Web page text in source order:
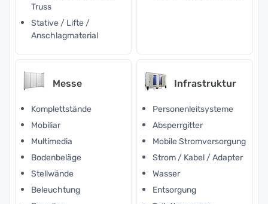
Truss
Stative / Lifte /
Anschlagmaterial
Messe
Komplettstände
Mobiliar
Multimedia
Bodenbeläge
Stellwände
Beleuchtung
Infrastruktur
Personenleitsysteme
Absperrgitter
Mobile Stromversorgung
Strom / Kabel / Adapter
Wasser
Entsorgung